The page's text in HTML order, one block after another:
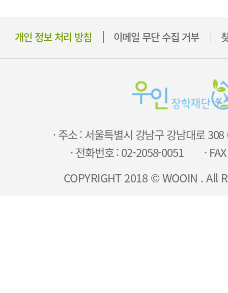
개인 정보 처리 방침 이메일 무단 수집 거부
· 주소 : 서울특별시 강남구 강남대로
· 전화번호 : 02-2058-0051
·
COPYRIGHT 2018 © WOOIN . All